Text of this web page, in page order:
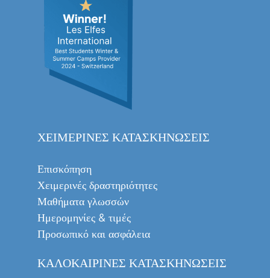
ΧΕΙΜΕΡΙΝΈΣ ΚΑΤΑΣΚΗΝΏΣΕΙΣ
Επισκόπηση
Χειμερινές δραστηριότητες
Μαθήματα γλωσσών
Ημερομηνίες & τιμές
Προσωπικό και ασφάλεια
ΚΑΛΟΚΑΙΡΙΝΈΣ ΚΑΤΑΣΚΗΝΏΣΕΙΣ